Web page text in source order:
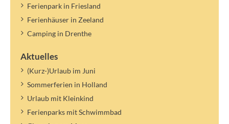
Ferienpark in Friesland
Ferienhäuser in Zeeland
Camping in Drenthe
Aktuelles
(Kurz-)Urlaub im Juni
Sommerferien in Holland
Urlaub mit Kleinkind
Ferienparks mit Schwimmbad